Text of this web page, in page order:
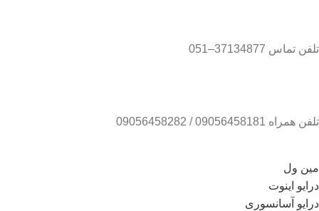
تلفن تماس 37134877–051
تلفن همراه 09056458181 / 09056458282
مین ول
درایو اینوت
درایو آسانسوری